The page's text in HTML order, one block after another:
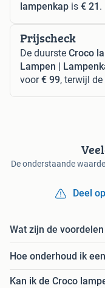
lampenkap is € 21 .
Prijscheck
De duurste Croco
Lampen |
voor€ 99, terwijl
De onderstaande
Deel
Wat zijn de
Hoe onderhoud ik
Kan ik de Croco